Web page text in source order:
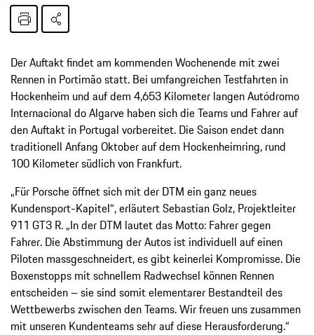
Der Auftakt findet am kommenden Wochenende mit zwei
Rennen in Portimão statt. Bei umfangreichen Testfahrten in
Hockenheim und auf dem 4,653 Kilometer langen Autódromo
Internacional do Algarve haben sich die Teams und Fahrer auf
den Auftakt in Portugal vorbereitet. Die Saison endet dann
traditionell Anfang Oktober auf dem Hockenheimring, rund
100 Kilometer südlich von Frankfurt.
„Für Porsche öffnet sich mit der DTM ein ganz neues
Kundensport-Kapitel“, erläutert Sebastian Golz, Projektleiter
911 GT3 R. „In der DTM lautet das Motto: Fahrer gegen
Fahrer. Die Abstimmung der Autos ist individuell auf einen
Piloten massgeschneidert, es gibt keinerlei Kompromisse. Die
Boxenstopps mit schnellem Radwechsel können Rennen
entscheiden – sie sind somit elementarer Bestandteil des
Wettbewerbs zwischen den Teams. Wir freuen uns zusammen
mit unseren Kundenteams sehr auf diese Herausforderung.“